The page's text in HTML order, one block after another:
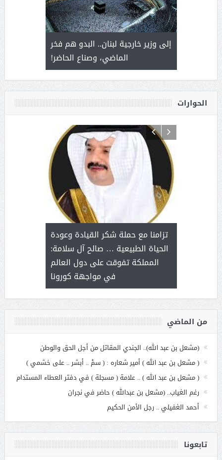
سلمان
إلى وزير خارجية لبنان.. البدو هم فخر
الماضي، وصناع الحاضر!
يحمل
الحوارات
مع
بنت
تزامنا مع حملة شكر القيادة وعودة
الحياة الطبيعية … صالح آل سلامة:
المملكة تفوقت على دول العالم
في مواجهة كورونا
آل شرمه:
هي أساس
من الماضي
(مشعل بن عبد الله).. الجندي المقاتل من أجل الحق والوطن
( مشعل بن عبد الله ) أمير شعاره : ( سمْ .. أبشر .. على خشمي )
( مشعل بن عبد الله ) .. علامة ( مسجلة ) في دفتر العطاء المستدام
رغم الغياب.. (مشعل بن عبدالله ) حاضر في نجران
أحمد الغفيلي .. رجل الأمن الحكيم
تابعونا